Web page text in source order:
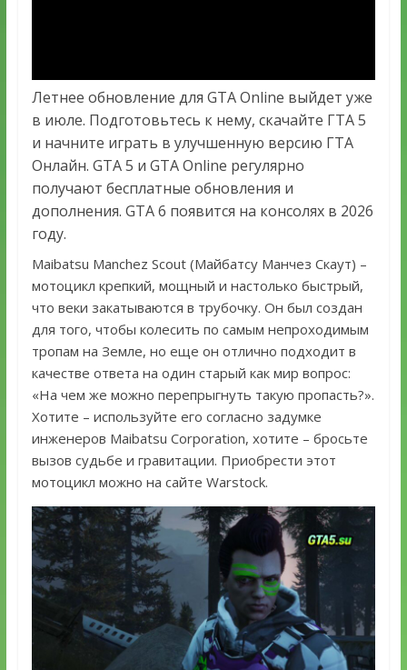
Летнее обновление для GTA Online выйдет уже
в июле. Подготовьтесь к нему, скачайте ГТА 5
и начните играть в улучшенную версию ГТА
Онлайн. GTA 5 и GTA Online регулярно
получают бесплатные обновления и
дополнения. GTA 6 появится на консолях в 2026
году.
Maibatsu Manchez Scout (Майбатсу Манчез Скаут) –
мотоцикл крепкий, мощный и настолько быстрый,
что веки закатываются в трубочку. Он был создан
для того, чтобы колесить по самым непроходимым
тропам на Земле, но еще он отлично подходит в
качестве ответа на один старый как мир вопрос:
«На чем же можно перепрыгнуть такую пропасть?».
Хотите – используйте его согласно задумке
инженеров Maibatsu Corporation, хотите – бросьте
вызов судьбе и гравитации. Приобрести этот
мотоцикл можно на сайте Warstock.